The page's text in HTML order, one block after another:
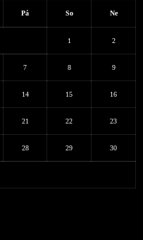
Pá So Ne
1 2
7 8 9
14 15 16
21 22 23
28 29 30